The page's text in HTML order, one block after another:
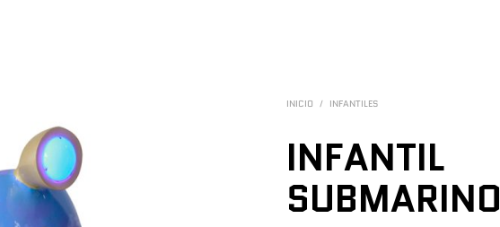
INICIO / INFANTILES
INFANTIL
SUBMARINO